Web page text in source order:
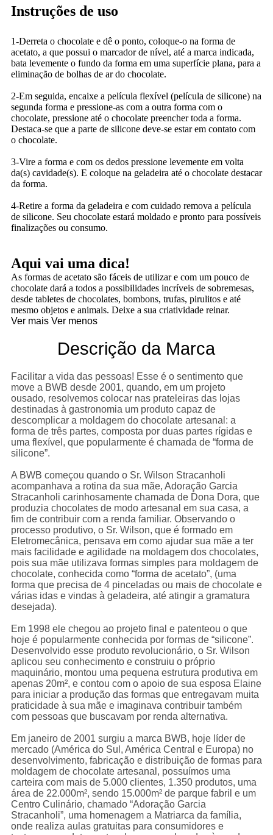
Instruções de uso
1-Derreta o chocolate e dê o ponto, coloque-o na forma de
acetato, a que possui o marcador de nível, até a marca indicada,
bata levemente o fundo da forma em uma superfície plana, para a
eliminação de bolhas de ar do chocolate.
2-Em seguida, encaixe a película flexível (película de silicone) na
segunda forma e pressione-as com a outra forma com o
chocolate, pressione até o chocolate preencher toda a forma.
Destaca-se que a parte de silicone deve-se estar em contato com
o chocolate.
3-Vire a forma e com os dedos pressione levemente em volta
da(s) cavidade(s). E coloque na geladeira até o chocolate destacar
da forma.
4-Retire a forma da geladeira e com cuidado remova a película
de silicone. Seu chocolate estará moldado e pronto para possíveis
finalizações ou consumo.
Aqui vai uma dica!
As formas de acetato são fáceis de utilizar e com um pouco de
chocolate dará a todos a possibilidades incríveis de sobremesas,
desde tabletes de chocolates, bombons, trufas, pirulitos e até
mesmo objetos e animais. Deixe a sua criatividade reinar.
Ver mais Ver menos
Descrição da Marca
Facilitar a vida das pessoas! Esse é o sentimento que
move a BWB desde 2001, quando, em um projeto
ousado, resolvemos colocar nas prateleiras das lojas
destinadas à gastronomia um produto capaz de
descomplicar a moldagem do chocolate artesanal: a
forma de três partes, composta por duas partes rígidas e
uma flexível, que popularmente é chamada de “forma de
silicone”.
A BWB começou quando o Sr. Wilson Stracanholi
acompanhava a rotina da sua mãe, Adoração Garcia
Stracanholi carinhosamente chamada de Dona Dora, que
produzia chocolates de modo artesanal em sua casa, a
fim de contribuir com a renda familiar. Observando o
processo produtivo, o Sr. Wilson, que é formado em
Eletromecânica, pensava em como ajudar sua mãe a ter
mais facilidade e agilidade na moldagem dos chocolates,
pois sua mãe utilizava formas simples para moldagem de
chocolate, conhecida como “forma de acetato”, (uma
forma que precisa de 4 pinceladas ou mais de chocolate e
várias idas e vindas à geladeira, até atingir a gramatura
desejada).
Em 1998 ele chegou ao projeto final e patenteou o que
hoje é popularmente conhecida por formas de “silicone”.
Desenvolvido esse produto revolucionário, o Sr. Wilson
aplicou seu conhecimento e construiu o próprio
maquinário, montou uma pequena estrutura produtiva em
apenas 20m², e contou com o apoio de sua esposa Elaine
para iniciar a produção das formas que entregavam muita
praticidade à sua mãe e imaginava contribuir também
com pessoas que buscavam por renda alternativa.
Em janeiro de 2001 surgiu a marca BWB, hoje líder de
mercado (América do Sul, América Central e Europa) no
desenvolvimento, fabricação e distribuição de formas para
moldagem de chocolate artesanal, possuímos uma
carteira com mais de 5.000 clientes, 1.350 produtos, uma
rea de 22.000m², sendo 15.000m² de parque fabril e um
Centro Culinário, chamado “Adoração Garcia
Stracanholi”, uma homenagem a Matriarca da família,
onde realiza aulas gratuitas para consumidores e